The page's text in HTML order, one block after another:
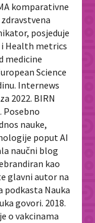
komparativne
posjeduje
Health metrics
medicine
Science
Internews
2022. BIRN
nauke,
poput AI
naučni blog
kao
glavni autor na
podkasta Nauka
govori. 2018.
o vakcinama